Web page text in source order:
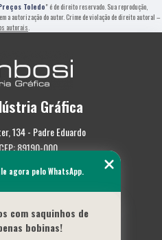
Toledo" é de direito reservado. Sua reprodução,
a autorização do autor. Crime de violação de direito autoral –
autorais
Gráfica
134 - Padre Eduardo
89190-000
0587
agora pelo WhatsApp.
com saquinhos de
bobinas!